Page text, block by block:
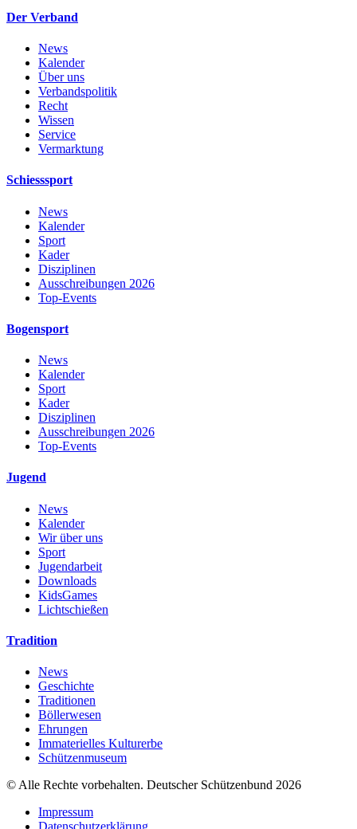
Der Verband
News
Kalender
Über uns
Verbandspolitik
Recht
Wissen
Service
Vermarktung
Schiesssport
News
Kalender
Sport
Kader
Disziplinen
Ausschreibungen 2026
Top-Events
Bogensport
News
Kalender
Sport
Kader
Disziplinen
Ausschreibungen 2026
Top-Events
Jugend
News
Kalender
Wir über uns
Sport
Jugendarbeit
Downloads
KidsGames
Lichtschießen
Tradition
News
Geschichte
Traditionen
Böllerwesen
Ehrungen
Immaterielles Kulturerbe
Schützenmuseum
© Alle Rechte vorbehalten. Deutscher Schützenbund 2026
Impressum